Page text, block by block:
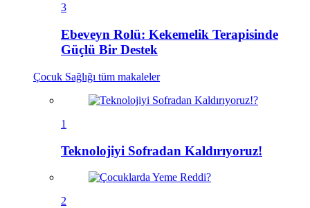
3
Ebeveyn Rolü: Kekemelik Terapisinde
Güçlü Bir Destek
Çocuk Sağlığı tüm makaleler
1
Teknolojiyi Sofradan Kaldırıyoruz!
2